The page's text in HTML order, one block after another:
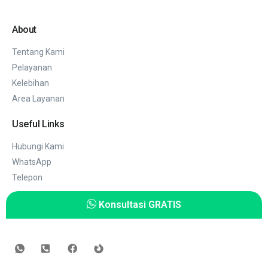
About
Tentang Kami
Pelayanan
Kelebihan
Area Layanan
Useful Links
Hubungi Kami
WhatsApp
Telepon
Konsultasi GRATIS